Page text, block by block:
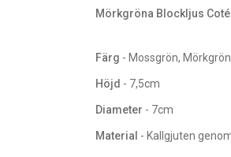
Mörkgröna Blockljus
Färg - Mossgrön,
Höjd - 7,5cm
Diameter - 7cm
Material - Kallgjuten